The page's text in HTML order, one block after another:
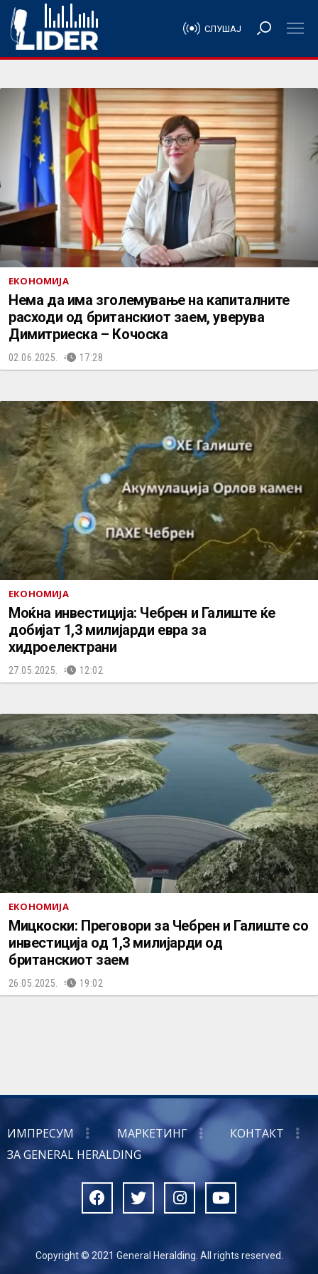
СЛУШАЈ
ЕКОНОМИЈА
Нема да има зголемување на капиталните
расходи од британскиот заем, уверува
Димитриеска – Кочоска
02.06.2025. 17:28
ЕКОНОМИЈА
Моќна инвестиција: Чебрен и Галиште ќе
добијат 1,3 милијарди евра за
хидроелектрани
27.05.2025. 12:02
ЕКОНОМИЈА
Мицкоски: Преговори за Чебрен и Галиште со
инвестиција од 1,3 милијарди од
британскиот заем
26.05.2025. 19:02
ИМПРЕСУМ МАРКЕТИНГ
КОНТАКТ
ЗА GENERAL HERALDING
Copyright © 2021 General Heralding. All rights reserved.